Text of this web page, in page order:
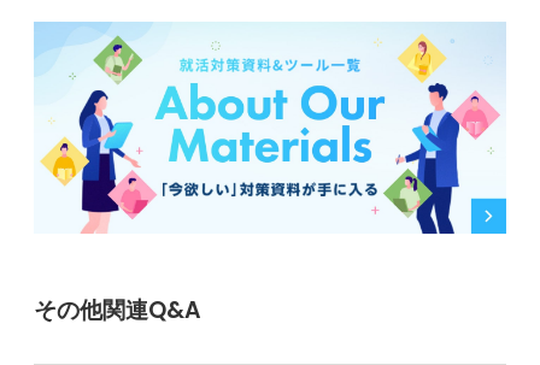
その他関連Q&A